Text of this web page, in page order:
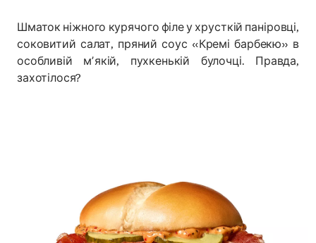
Шматок ніжного курячого філе у хрусткій паніровці,
соковитий салат, пряний соус «Кремі барбекю» в
особливій мʼякій, пухкенькій булочці. Правда,
захотілося?